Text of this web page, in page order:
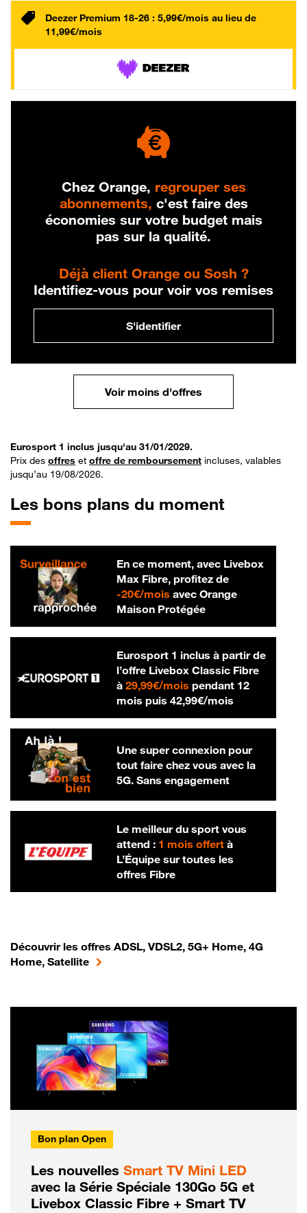
Deezer Premium 18-26 : 5,99€/mois au lieu de
11,99€/mois
Chez Orange, regrouper ses
abonnements, c'est faire des
économies sur votre budget mais
pas sur la qualité.
Déjà client Orange ou Sosh ?
Identifiez-vous pour voir vos remises
S'identifier
Voir moins d'offres
Eurosport 1 inclus jusqu'au 31/01/2029.
Prix des offres et offre de remboursement incluses, valables
jusqu’au 19/08/2026.
Les bons plans du moment
En ce moment, avec Livebox
Max Fibre, profitez de
-20€/mois20 € par mois
avec Orange
Maison Protégée
Eurosport 1 inclus à partir de
l’offre Livebox Classic Fibre
à 29,99€/mois29,99 € par mois
pendant 12
mois puis 42,99€/mois42,99 € par
Une super connexion pour
tout faire chez vous avec la
5G. Sans engagement
Le meilleur du sport vous
attend : 1 mois offertà
L’Équipe sur toutes les
offres Fibre
Découvrir les offres ADSL, VDSL2, 5G+ Home, 4G
Home, Satellite
Bon plan Open
Les nouvelles Smart TV Mini LED
avec la Série Spéciale 130Go 5G et
Livebox Classic Fibre + Smart TV